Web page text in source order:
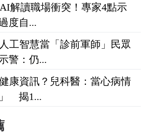
解讀職場衝突！專家4點示
度自...
工智慧當「診前軍師」民眾
警：仍...
康資訊？兒科醫：當心病情
」 揭1...